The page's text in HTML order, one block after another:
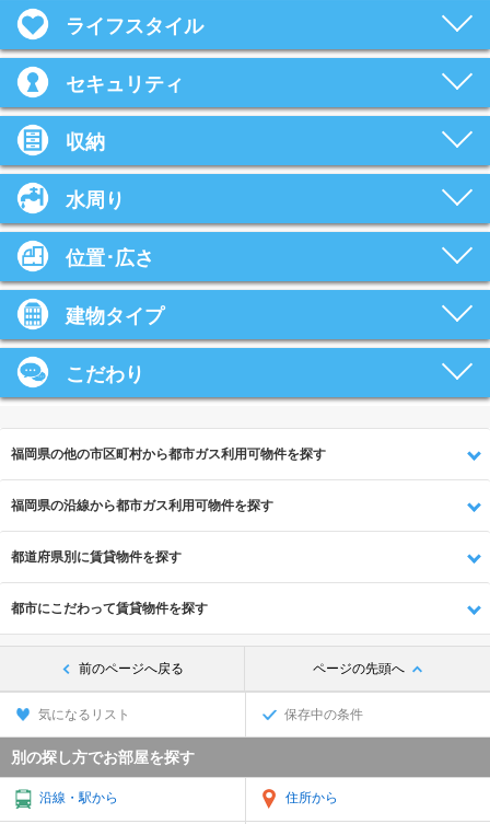
ライフスタイル
セキュリティ
収納
水周り
位置･広さ
建物タイプ
こだわり
福岡県の他の市区町村から都市ガス利用可物件を探す
福岡県の沿線から都市ガス利用可物件を探す
都道府県別に賃貸物件を探す
都市にこだわって賃貸物件を探す
前のページへ戻る ページの先頭へ
気になるリスト 保存中の条件
別の探し方でお部屋を探す
沿線・駅から 住所から